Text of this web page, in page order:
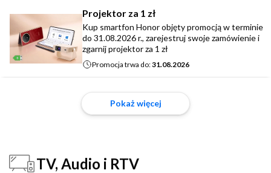
Projektor za 1 zł
Kup smartfon Honor objęty promocją w terminie
do 31.08.2026 r., zarejestruj swoje zamówienie i
zgarnij projektor za 1 zł
Promocja trwa do:31.08.2026
Pokaż więcej
TV, Audio i RTV